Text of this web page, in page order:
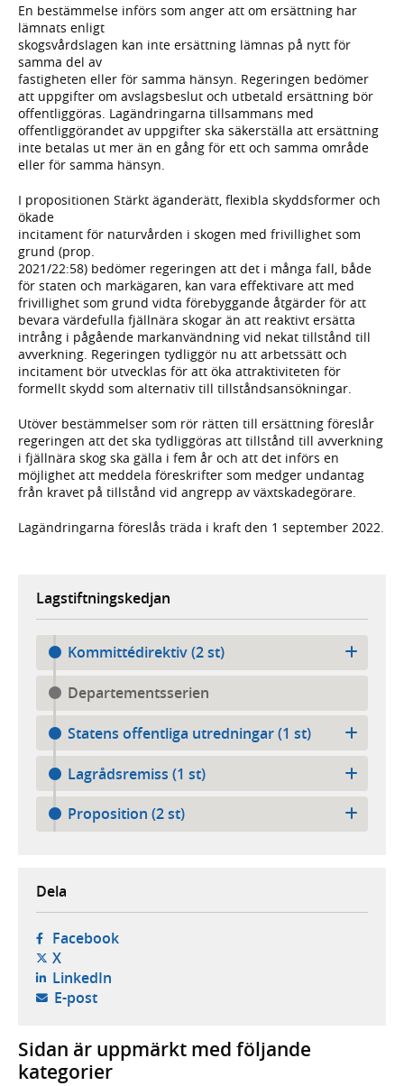
En bestämmelse införs som anger att om ersättning har
lämnats enligt
skogsvårdslagen kan inte ersättning lämnas på nytt för
samma del av
fastigheten eller för samma hänsyn. Regeringen bedömer
att uppgifter om avslagsbeslut och utbetald ersättning bör
offentliggöras. Lagändringarna tillsammans med
offentliggörandet av uppgifter ska säkerställa att ersättning
inte betalas ut mer än en gång för ett och samma område
eller för samma hänsyn.
I propositionen Stärkt äganderätt, flexibla skyddsformer och
ökade
incitament för naturvården i skogen med frivillighet som
grund (prop.
2021/22:58) bedömer regeringen att det i många fall, både
för staten och markägaren, kan vara effektivare att med
frivillighet som grund vidta förebyggande åtgärder för att
bevara värdefulla fjällnära skogar än att reaktivt ersätta
intrång i pågående markanvändning vid nekat tillstånd till
avverkning. Regeringen tydliggör nu att arbetssätt och
incitament bör utvecklas för att öka attraktiviteten för
formellt skydd som alternativ till tillståndsansökningar.
Utöver bestämmelser som rör rätten till ersättning föreslår
regeringen att det ska tydliggöras att tillstånd till avverkning
i fjällnära skog ska gälla i fem år och att det införs en
möjlighet att meddela föreskrifter som medger undantag
från kravet på tillstånd vid angrepp av växtskadegörare.
Lagändringarna föreslås träda i kraft den 1 september 2022.
Lagstiftningskedjan
Kommittédirektiv (2 st)
Departementsserien
Statens offentliga utredningar (1 st)
Lagrådsremiss (1 st)
Proposition (2 st)
Dela
Facebook- öppnas i ny flik, extern webbplats,
X- öppnas i ny flik, extern webbplats,
LinkedIn- öppnas i ny flik, extern webbplats,
E-post- öppnar din e-postklient,
Sidan är uppmärkt med följande
kategorier